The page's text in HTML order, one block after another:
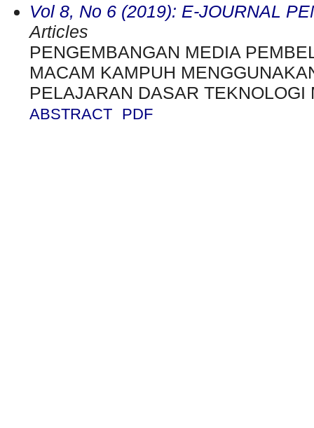
Vol 8, No 6 (2019): E-JOURNAL
Articles
PENGEMBANGAN MEDIA
MACAM KAMPUH
PELAJARAN DASAR
ABSTRACT PDF